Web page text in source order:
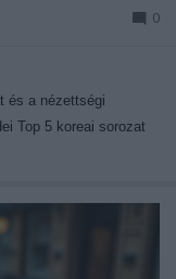
0
és a nézettségi
Top 5 koreai sorozat